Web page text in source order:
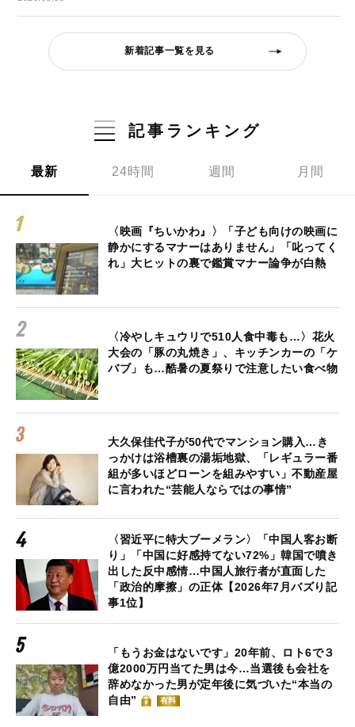
新着記事一覧を見る
記事ランキング
最新 24時間 週間 月間
〈映画『ちいかわ』〉「子ども向けの映画に
静かにするマナーはありません」「叱ってく
れ」大ヒットの裏で鑑賞マナー論争が白熱
〈冷やしキュウリで510人食中毒も…〉花火
大会の「豚の丸焼き」、キッチンカーの「ケ
バブ」も…酷暑の夏祭りで注意したい食べ物
大久保佳代子が50代でマンション購入…き
っかけは浴槽裏の湯垢地獄、「レギュラー番
組が多いほどローンを組みやすい」不動産屋
に言われた“芸能人ならではの事情”
〈習近平に特大ブーメラン〉「中国人客お断
り」「中国に好感持てない72%」韓国で噴き
出した反中感情…中国人旅行者が直面した
「政治的摩擦」の正体【2026年7月バズり記
事1位】
「もうお金はないです」20年前、ロト6で３
億2000万円当てた男は今…当選後も会社を
辞めなかった男が定年後に気づいた“本当の
自由”
有料